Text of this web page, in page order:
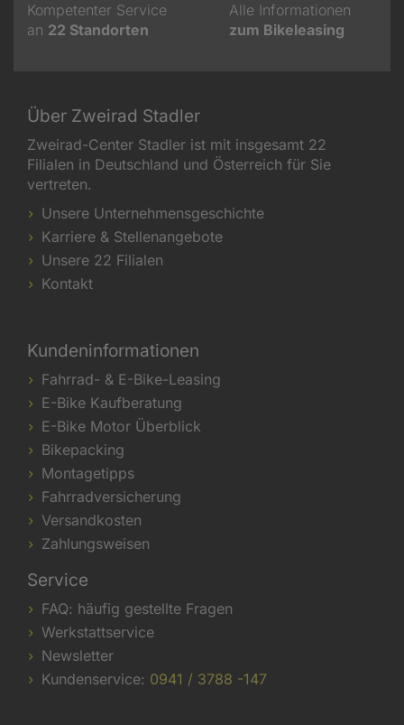
Kompetenter Service
an 22 Standorten
Alle Informationen
zum Bikeleasing
Über Zweirad Stadler
Zweirad-Center Stadler ist mit insgesamt 22
Filialen in Deutschland und Österreich für Sie
vertreten.
Unsere Unternehmensgeschichte
Karriere & Stellenangebote
Unsere 22 Filialen
Kontakt
Kundeninformationen
Fahrrad- & E-Bike-Leasing
E-Bike Kaufberatung
E-Bike Motor Überblick
Bikepacking
Montagetipps
Fahrradversicherung
Versandkosten
Zahlungsweisen
Service
FAQ: häufig gestellte Fragen
Werkstattservice
Newsletter
Kundenservice: 0941 / 3788 -147